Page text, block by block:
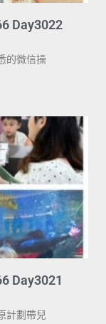
Day3022
的微信操
Day3021
計劃帶兒